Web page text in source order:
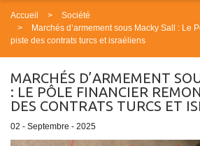
Accueil
Société
Marchés d’armement sous Macky Sall : Le
piste des contrats turcs et israéliens
MARCHÉS D’ARMEMENT
: LE PÔLE FINANCIER
DES CONTRATS TURCS ET
02 - Septembre - 2025